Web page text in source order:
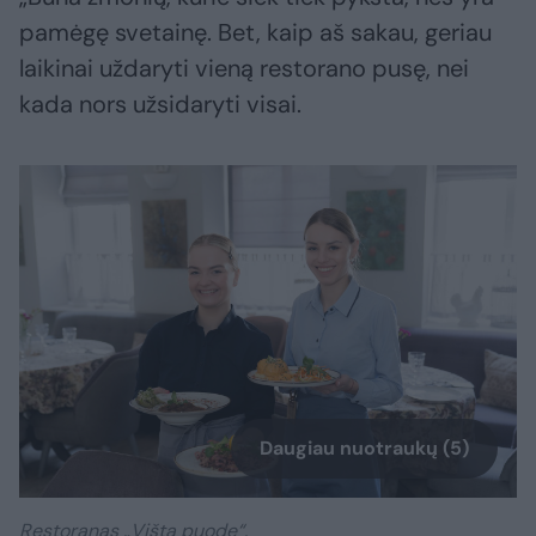
pamėgę svetainę. Bet, kaip aš sakau, geriau
laikinai uždaryti vieną restorano pusę, nei
kada nors užsidaryti visai.
Daugiau nuotraukų (5)
Restoranas „Višta puode“.